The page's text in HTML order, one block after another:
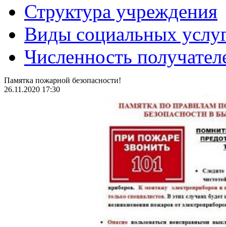
Структура учреждения
Виды социальных
Численность
Памятка пожарной безопасности!
26.11.2020 17:30